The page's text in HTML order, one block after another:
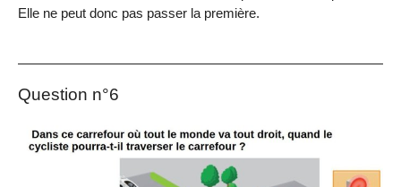
Elle ne peut donc pas passer la première.
Question n°6